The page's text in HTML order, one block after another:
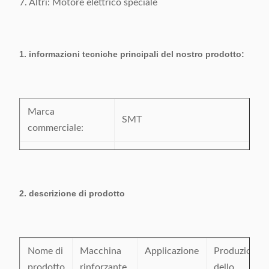
7. Altri: Motore elettrico speciale
1. informazioni tecniche principali del nostro prodotto:
Marca
commerciale:
SMT
Certificazione: CE/SGS/BV/ISO9001
2. descrizione di prodotto
Nome di
Macchina
Applicazione
Produzione